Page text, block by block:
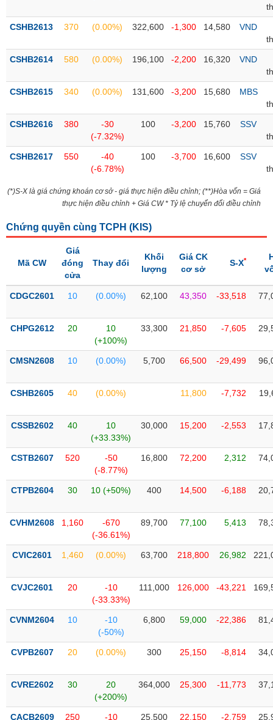
được
ký
Danh
ETF
phiếu
tiết
Tài
tích
kỹ
Hồ
doanh
nghiệp
Tin
tức
kiện
liệu
Tâm
lý
trường
CSHB2613 370 (0.00%) 322,600 -1,300 14,580
VND
CSHB2614 580 (0.00%) 196,100 -2,200 16,320 VND
CSHB2615 340 (0.00%) 131,600 -3,200 15,680
MBS
CSHB2616 380
-30
(-7.32%)
100 -3,200 15,760
SSV
CSHB2617 550
-40
(-6.78%)
100 -3,700 16,600
SSV
(*)S-X là giá chứng khoán cơ sở - giá thực hiện điều chỉnh; (**)Hòa vốn = Giá
thực hiện điều chỉnh + Giá CW * Tỷ lệ chuyển đổi điều chỉnh
Chứng quyền cùng TCPH (KIS)
Mã CW
Giá
đóng
cửa
Thay đổi
Khối
lượng
Giá CK
cơ sở
S-X*
CDGC2601 10 (0.00%) 62,100 43,350 -33,518
CHPG2612 20
10
(+100%)
33,300 21,850 -7,605
CMSN2608 10 (0.00%) 5,700 66,500 -29,499
CSHB2605 40 (0.00%) 11,800 -7,732
CSSB2602 40
10
(+33.33%)
30,000 15,200 -2,553
CSTB2607 520
-50
(-8.77%)
16,800 72,200 2,312
CTPB2604 30 10 (+50%) 400 14,500 -6,188
CVHM2608 1,160
-670
(-36.61%)
89,700 77,100 5,413
CVIC2601 1,460 (0.00%) 63,700 218,800 26,982
CVJC2601 20
-10
(-33.33%)
111,000 126,000 -43,221
CVNM2604 10
-10
(-50%)
6,800 59,000 -22,386
CVPB2607 20 (0.00%) 300 25,150 -8,814
CVRE2602 30
20
(+200%)
364,000 25,300 -11,773
CACB2609 250 -10 25,500 22,150 -2,759
DỮ
LIỆU
MỚI
Ngành
(-)
SECTOR
NĂNG
NGUYÊN
LIỆU
CÔNG
TIÊU
KHÔNG
YẾU
TIÊU
DÙNG
YẾU
CHĂM